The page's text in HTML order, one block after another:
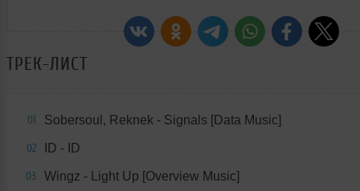
ТРЕК-ЛИСТ
01 Sobersoul, Reknek - Signals [Data Music]
02 ID - ID
03 Wingz - Light Up [Overview Music]